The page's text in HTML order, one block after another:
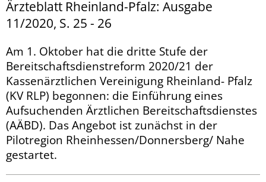
Ärzteblatt Rheinland-Pfalz: Ausgabe
11/2020, S. 25 - 26
Am 1. Oktober hat die dritte Stufe der
Bereitschaftsdienstreform 2020/21 der
Kassenärztlichen Vereinigung Rheinland- Pfalz
(KV RLP) begonnen: die Einführung eines
Aufsuchenden Ärztlichen Bereitschaftsdienstes
(AÄBD). Das Angebot ist zunächst in der
Pilotregion Rheinhessen/Donnersberg/ Nahe
gestartet.